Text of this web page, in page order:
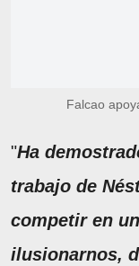
Falcao
"Ha
trabajo de
competir en
ilusionarnos,